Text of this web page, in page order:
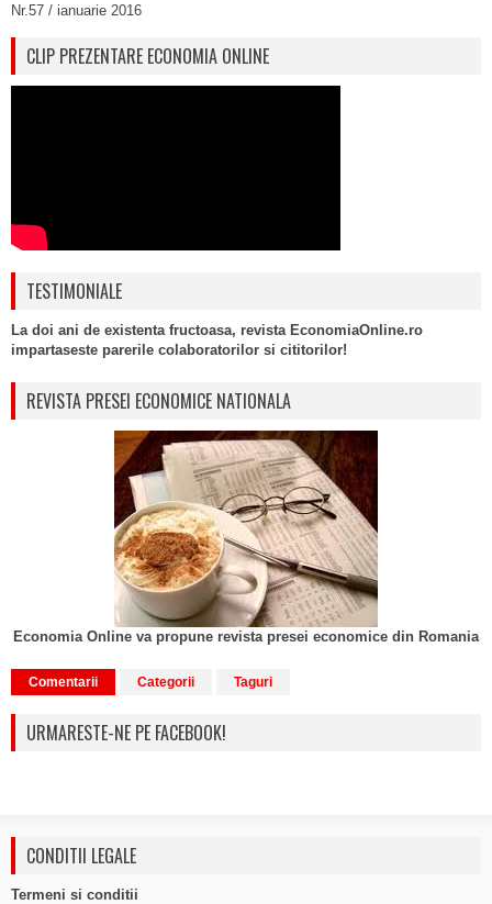
Nr.57 / ianuarie 2016
CLIP PREZENTARE ECONOMIA ONLINE
TESTIMONIALE
La doi ani de existenta fructoasa, revista EconomiaOnline.ro
impartaseste parerile colaboratorilor si cititorilor!
REVISTA PRESEI ECONOMICE NATIONALA
Economia Online va propune revista presei economice din Romania
Comentarii Categorii Taguri
URMARESTE-NE PE FACEBOOK!
CONDITII LEGALE
Termeni si conditii